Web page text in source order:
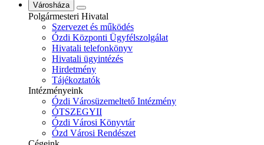
Városháza
Polgármesteri Hivatal
Szervezet és működés
Ózdi Központi Ügyfélszolgálat
Hivatali telefonkönyv
Hivatali ügyintézés
Hirdetmény
Tájékoztatók
Intézményeink
Ózdi Városüzemeltető Intézmény
ÓTSZEGYII
Ózdi Városi Könyvtár
Ózd Városi Rendészet